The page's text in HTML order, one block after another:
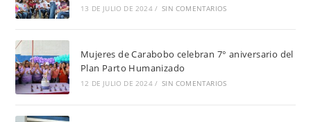
13 DE JULIO DE 2024 / SIN COMENTARIOS
Mujeres de Carabobo celebran 7° aniversario del
Plan Parto Humanizado
12 DE JULIO DE 2024 / SIN COMENTARIOS